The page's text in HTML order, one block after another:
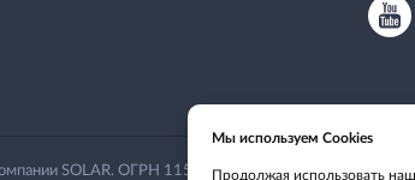
SOLAR. ОГРН 1155476135649 Мы
Мы используем Cookies
Продолжая использовать